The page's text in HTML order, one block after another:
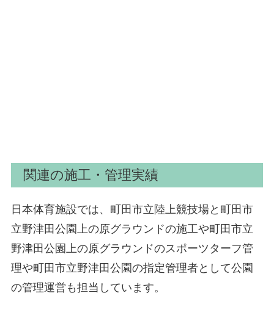
関連の施工・管理実績
日本体育施設では、町田市立陸上競技場と町田市
立野津田公園上の原グラウンドの施工や町田市立
野津田公園上の原グラウンドのスポーツターフ管
理や町田市立野津田公園の指定管理者として公園
の管理運営も担当しています。